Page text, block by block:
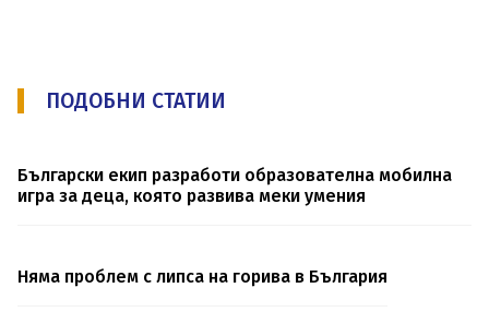
ПОДОБНИ СТАТИИ
Български екип разработи образователна мобилна
игра за деца, която развива меки умения
Няма проблем с липса на горива в България